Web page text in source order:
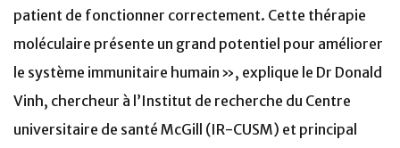
patient de fonctionner correctement. Cette thérapie
moléculaire présente un grand potentiel pour améliorer
le système immunitaire humain », explique le Dr Donald
Vinh, chercheur à l’Institut de recherche du Centre
universitaire de santé McGill (IR-CUSM) et principal